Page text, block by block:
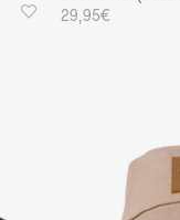
29,95€